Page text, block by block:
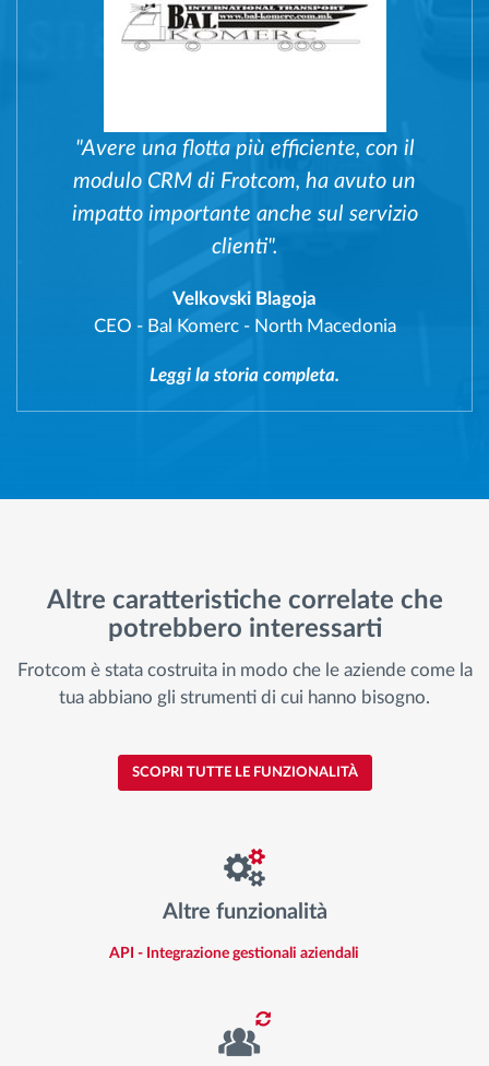
"Avere una flotta più efficiente, con il
modulo CRM di Frotcom, ha avuto un
impatto importante anche sul servizio
clienti".
Velkovski Blagoja
CEO - Bal Komerc - North Macedonia
Leggi la storia completa.
Altre caratteristiche correlate che
potrebbero interessarti
Frotcom è stata costruita in modo che le aziende come la
tua abbiano gli strumenti di cui hanno bisogno.
SCOPRI TUTTE LE FUNZIONALITÀ
Altre funzionalità
API - Integrazione gestionali aziendali